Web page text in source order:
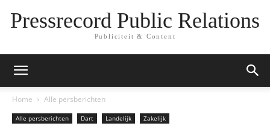
Pressrecord Public Relations
Publiciteit & Content
Home Alle persberichten
Alle persberichten Dart Landelijk Zakelijk